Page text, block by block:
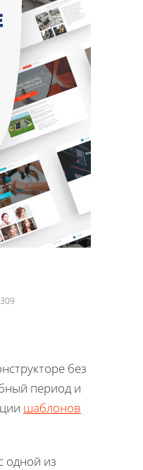
309
без
период и
шаблонов
одной из